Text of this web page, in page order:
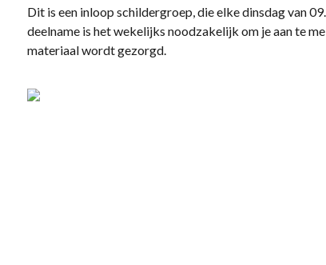
Dit is een inloop schildergroep, die elke dinsdag van
deelname is het wekelijks noodzakelijk om je aan te
materiaal wordt gezorgd.